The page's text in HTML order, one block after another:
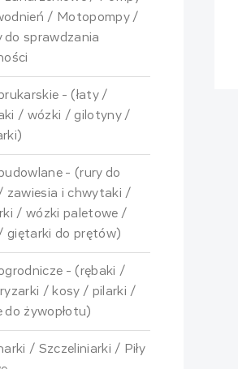
/ Motopompy /
do sprawdzania
- (łaty /
/ wózki / gilotyny /
- (rury do
zawiesia i chwytaki /
/ wózki paletowe /
/ giętarki do prętów)
- (rębaki /
/ kosy / pilarki /
do żywopłotu)
/ Szczeliniarki / Piły